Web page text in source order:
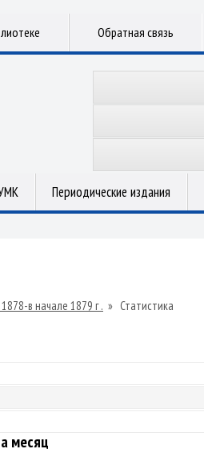
Обратная связь
Периодические издания
в начале 1879 г . » Статистика
месяц